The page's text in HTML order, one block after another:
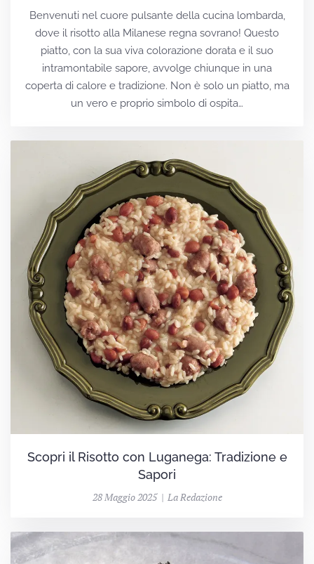
Benvenuti nel cuore pulsante della cucina lombarda,
dove il risotto alla Milanese regna sovrano! Questo
piatto, con la sua viva colorazione dorata e il suo
intramontabile sapore, avvolge chiunque in una
coperta di calore e tradizione. Non è solo un piatto, ma
un vero e proprio simbolo di ospita…
Scopri il Risotto con Luganega: Tradizione e
Sapori
28 Maggio 2025 | La Redazione